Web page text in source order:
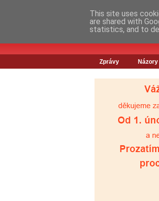
Zprávy Názory
This site uses
are shared with
statistics, and to